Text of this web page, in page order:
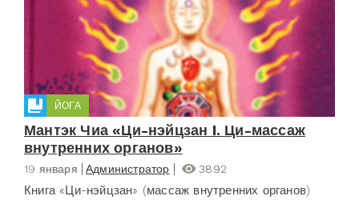
ЙОГА
Мантэк Чиа «Ци-нэйцзан I. Ци-массаж
внутренних органов»
19 января Администратор 3892
Книга «Ци-нэйцзан» (массаж внутренних органов)